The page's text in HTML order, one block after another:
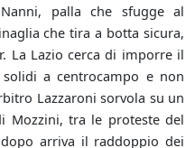
palla che sfugge al
che tira a botta sicura,
La Lazio cerca di imporre il
a centrocampo e non
Lazzaroni sorvola su un
tra le proteste del
arriva il raddoppio dei